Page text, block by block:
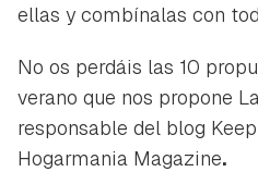
ellas y combínalas con
No os perdáis las 10
verano que nos propone
responsable del blog
Hogarmania Magazine.